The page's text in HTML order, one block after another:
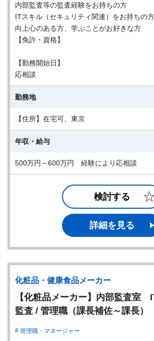
内部監査等の監査経験をお持ちの方
ITスキル（セキュリティ関連）をお持ちの方
向上心のある方、学ぶことがお好きな方
【免許・資格】
【勤務開始日】
応相談
勤務地
【住所】在宅可、東京
年収・給与
500万円～600万円 経験により応相談
検討する
詳細を見る
化粧品・健康食品メーカー
【化粧品メーカー】内部監査室
監査 / 管理職（課長補佐～課長）
管理職・マネージャー